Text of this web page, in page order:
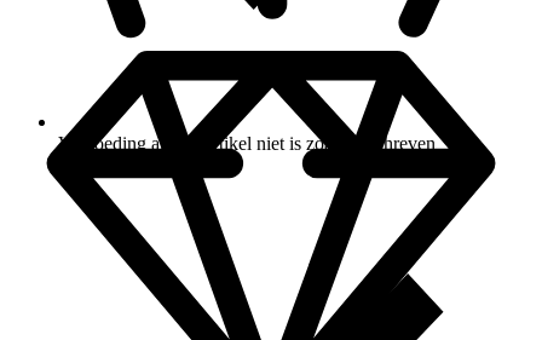
Vergoeding als het artikel niet is zoals beschreven